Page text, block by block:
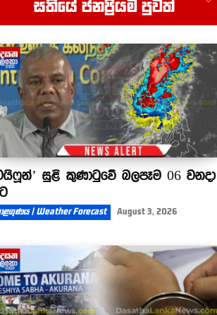
00:52
සතියේ ජනප්‍රියම පුවත්
සුළි කුණාටුවේ බලපෑම 06 වනදා
| Weather Forecast August 3, 2026